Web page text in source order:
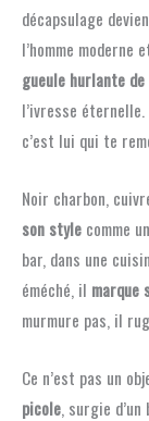
décapsulage
l’homme
gueule hurlante
l’ivresse
c’est lui qui te
Noir charbon,
son style comme
bar, dans une
éméché, il marque
murmure pas, il
Ce n’est pas un
picole, surgie